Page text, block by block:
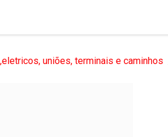
uniões, terminais e caminhos